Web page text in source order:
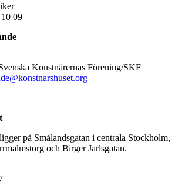
09
Konstnärernas Förening/SKF
på Smålandsgatan i centrala Stockholm,
och Birger Jarlsgatan.